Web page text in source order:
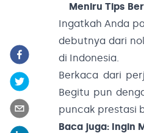
Meniru Tips
Ingatkah Anda
debutnya dari
di Indonesia.
Berkaca dari
Begitu pun
puncak prestasi
Baca juga: Ingin